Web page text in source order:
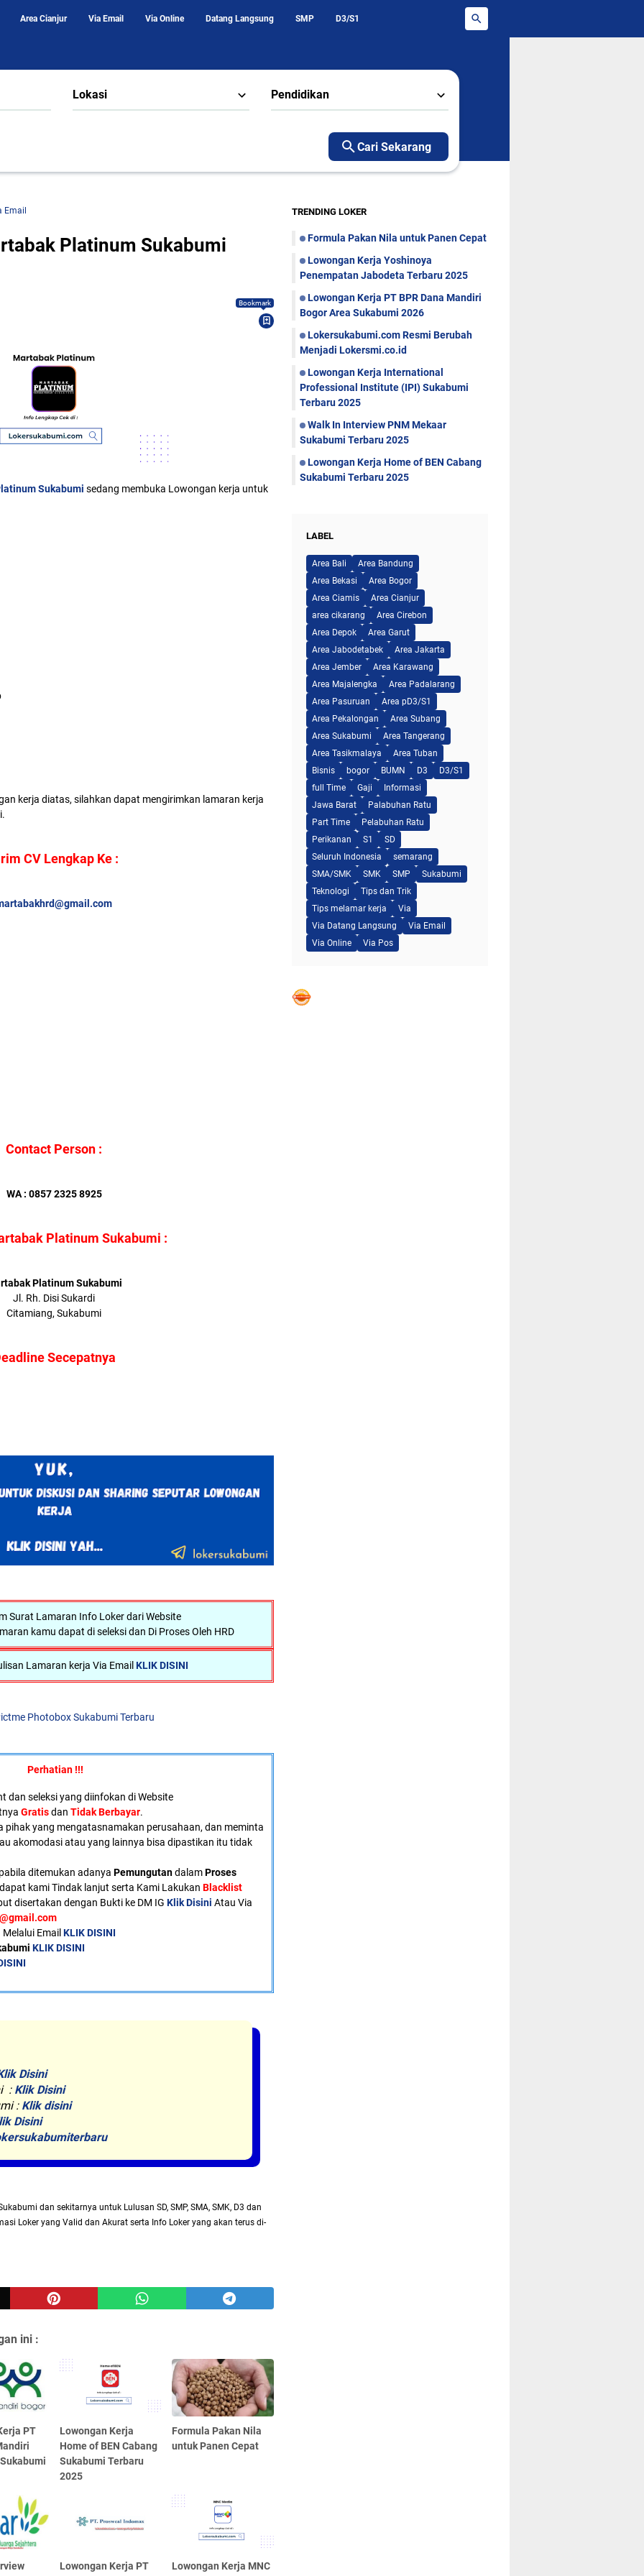
Area Cianjur Via Email Via Online Datang Langsung SMP D3/S1
Lokasi Pendidikan
Cari Sekarang
Email
Platinum Sukabumi
Bookmark
Sukabumi sedang membuka Lowongan kerja untuk
kerja diatas, silahkan dapat mengirimkan lamaran kerja
CV Lengkap Ke :
Contact Person :
WA : 0857 2325 8925
Platinum Sukabumi :
Platinum Sukabumi
Jl. Rh. Disi Sukardi
Citamiang, Sukabumi
Secepatnya
Surat Lamaran Info Loker dari Website
kamu dapat di seleksi dan Di Proses Oleh HRD
Lamaran kerja Via EmailKLIK DISINI
Photobox Sukabumi Terbaru
Perhatian !!!
dan seleksi yang diinfokan di Website
Gratisdan Tidak Berbayar.
pihak yang mengatasnamakan perusahaan, dan meminta
akomodasi atau yang lainnya bisa dipastikan itu tidak
ditemukan adanya PemungutandalamProses
kami Tindak lanjut serta Kami Lakukan Blacklist
disertakan dengan Bukti ke DM IG Klik Disini Atau Via
Email KLIK DISINI
KLIK DISINI
Disini
: Klik Disini
: Klik disini
Disini
dan sekitarnya untuk Lulusan SD, SMP, SMA, SMK, D3 dan
Loker yang Valid dan Akurat serta Info Loker yang akan terus di-
ini :
PT
Lowongan Kerja
Home of BEN Cabang
Sukabumi Terbaru
2025
Formula Pakan Nila
untuk Panen Cepat
Lowongan Kerja PT
Lowongan Kerja MNC
TRENDING LOKER
Formula Pakan Nila untuk Panen Cepat
Lowongan Kerja Yoshinoya
Penempatan Jabodeta Terbaru 2025
Lowongan Kerja PT BPR Dana Mandiri
Bogor Area Sukabumi 2026
Lokersukabumi.com Resmi Berubah
Menjadi Lokersmi.co.id
Lowongan Kerja International
Professional Institute (IPI) Sukabumi
Terbaru 2025
Walk In Interview PNM Mekaar
Sukabumi Terbaru 2025
Lowongan Kerja Home of BEN Cabang
Sukabumi Terbaru 2025
LABEL
Area Bali
Area Bandung
Area Bekasi
Area Bogor
Area Ciamis
Area Cianjur
area cikarang
Area Cirebon
Area Depok
Area Garut
Area Jabodetabek
Area Jakarta
Area Jember
Area Karawang
Area Majalengka
Area Padalarang
Area Pasuruan
Area pD3/S1
Area Pekalongan
Area Subang
Area Sukabumi
Area Tangerang
Area Tasikmalaya
Area Tuban
Bisnis
bogor BUMN D3
D3/S1
full Time
Gaji
Informasi
Jawa Barat
Palabuhan Ratu
Part Time
Pelabuhan Ratu
Perikanan
S1
SD
Seluruh Indonesia
semarang
SMA/SMK
SMK SMP
Sukabumi
Teknologi
Tips dan Trik
Tips melamar kerja
Via
Via Datang Langsung
Via Email
Via Online
Via Pos